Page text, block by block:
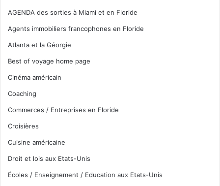
AGENDA des sorties à Miami et en Floride
Agents immobiliers francophones en Floride
Atlanta et la Géorgie
Best of voyage home page
Cinéma américain
Coaching
Commerces / Entreprises en Floride
Croisières
Cuisine américaine
Droit et lois aux Etats-Unis
Écoles / Enseignement / Education aux Etats-Unis